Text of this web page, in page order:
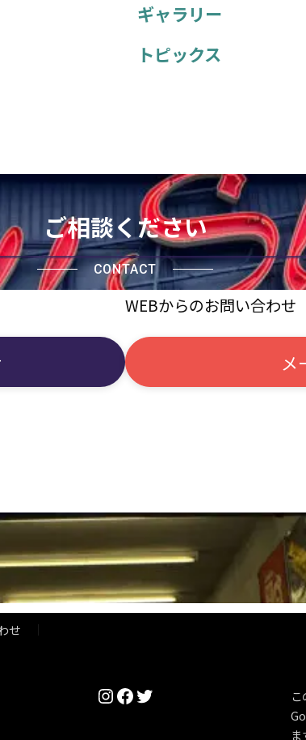
ギャラリー
トピックス
ご相談ください
CONTACT
WEBからのお問い合わせ
メ
せ
Instagram
Facebook
Twitter
ま